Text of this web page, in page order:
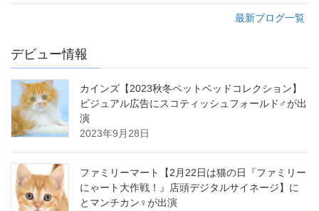
最新ブログ一覧
デビュー情報
カインズ【2023秋冬ペットベッドコレクション】
ビジュアル広告にスコティッシュフォールド♂が出
演
2023年9月28日
ファミリーマート【2月22日は猫の日『ファミリー
にゃート大作戦！』店頭デジタルサイネージ】に
とマンチカン♀が出演